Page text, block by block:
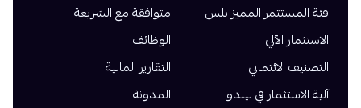
فئة المستثمر المميز بلس
الاستثمار الآلي
التصنيف الائتماني
آلية الاستثمار في ليندو
متوافقة مع الشريعة
الوظائف
التقارير المالية
المدونة